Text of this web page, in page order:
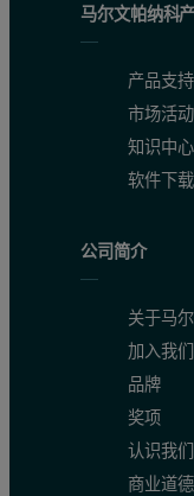
请务必注意，如果
通过确保样品的
马尔文帕纳科
产品支持
市场活动
知识中心
软件下载
公司简介
关于马
加入我们
品牌
奖项
认识我
商业道